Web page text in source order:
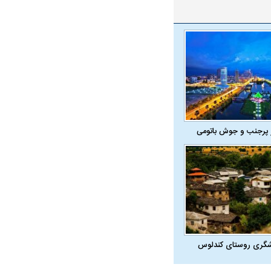
و جوش باتومی
روستای کندلوس